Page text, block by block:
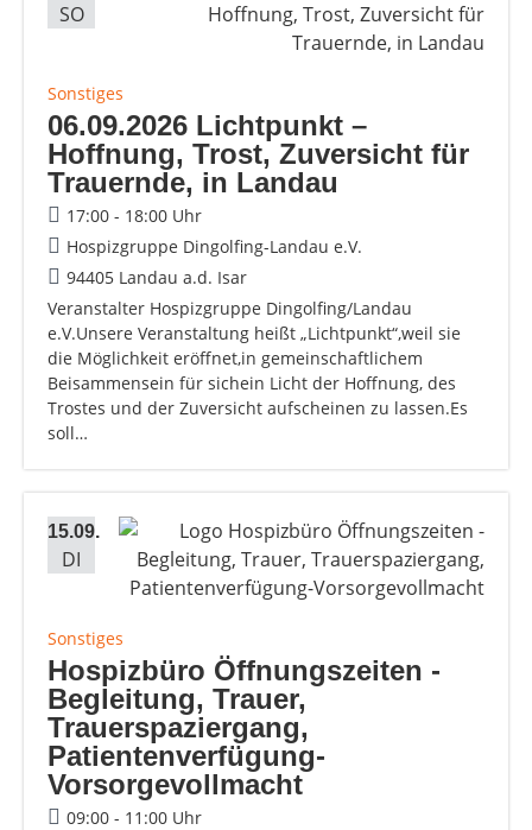
SO
Sonstiges
06.09.2026 Lichtpunkt –
Hoffnung, Trost, Zuversicht für
Trauernde, in Landau
17:00 - 18:00 Uhr
Hospizgruppe Dingolfing-Landau e.V.
94405 Landau a.d. Isar
Veranstalter Hospizgruppe Dingolfing/Landau
e.V.Unsere Veranstaltung heißt „Lichtpunkt“,weil sie
die Möglichkeit eröffnet,in gemeinschaftlichem
Beisammensein für sichein Licht der Hoffnung, des
Trostes und der Zuversicht aufscheinen zu lassen.Es
soll…
15.09.
DI
Sonstiges
Hospizbüro Öffnungszeiten -
Begleitung, Trauer,
Trauerspaziergang,
Patientenverfügung-
Vorsorgevollmacht
09:00 - 11:00 Uhr